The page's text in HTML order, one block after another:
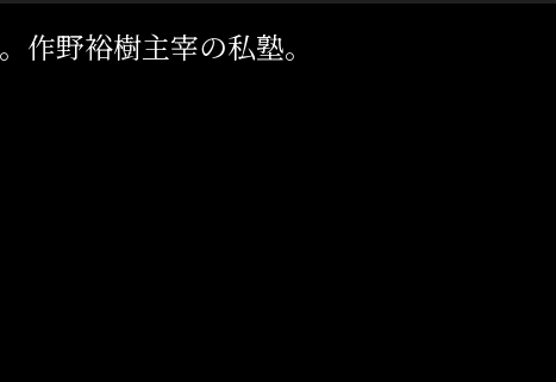
作野裕樹主宰の私塾。